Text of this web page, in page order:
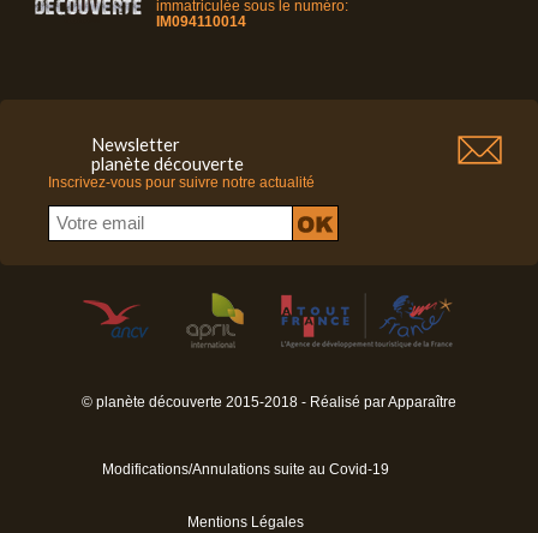
immatriculée sous le numéro:
IM094110014
Newsletter
planète découverte
Inscrivez-vous pour suivre notre actualité
© planète découverte 2015-2018 - Réalisé parApparaître
Modifications/Annulations suite au Covid-19
Mentions Légales